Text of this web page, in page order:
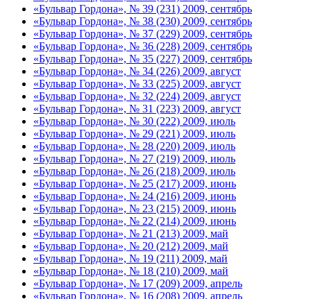
«Бульвар Гордона», № 39 (231) 2009, сентябрь
«Бульвар Гордона», № 38 (230) 2009, сентябрь
«Бульвар Гордона», № 37 (229) 2009, сентябрь
«Бульвар Гордона», № 36 (228) 2009, сентябрь
«Бульвар Гордона», № 35 (227) 2009, сентябрь
«Бульвар Гордона», № 34 (226) 2009, август
«Бульвар Гордона», № 33 (225) 2009, август
«Бульвар Гордона», № 32 (224) 2009, август
«Бульвар Гордона», № 31 (223) 2009, август
«Бульвар Гордона», № 30 (222) 2009, июль
«Бульвар Гордона», № 29 (221) 2009, июль
«Бульвар Гордона», № 28 (220) 2009, июль
«Бульвар Гордона», № 27 (219) 2009, июль
«Бульвар Гордона», № 26 (218) 2009, июль
«Бульвар Гордона», № 25 (217) 2009, июнь
«Бульвар Гордона», № 24 (216) 2009, июнь
«Бульвар Гордона», № 23 (215) 2009, июнь
«Бульвар Гордона», № 22 (214) 2009, июнь
«Бульвар Гордона», № 21 (213) 2009, май
«Бульвар Гордона», № 20 (212) 2009, май
«Бульвар Гордона», № 19 (211) 2009, май
«Бульвар Гордона», № 18 (210) 2009, май
«Бульвар Гордона», № 17 (209) 2009, апрель
«Бульвар Гордона», № 16 (208) 2009, апрель